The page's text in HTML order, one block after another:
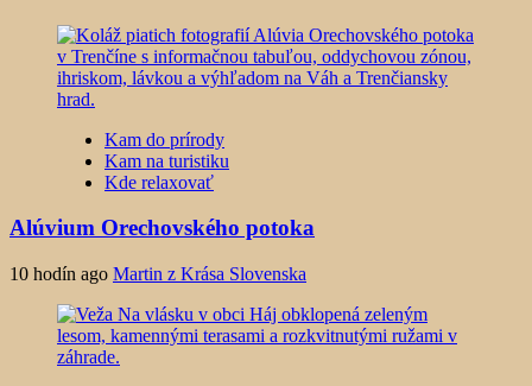
Kam do prírody
Kam na turistiku
Kde relaxovať
Alúvium Orechovského potoka
10 hodín ago Martin z Krása Slovenska